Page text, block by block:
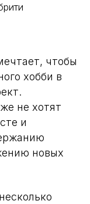
чтобы
хобби в
не хотят
и
новых